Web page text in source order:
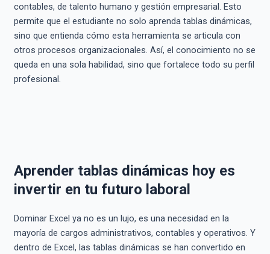
contables, de talento humano y gestión empresarial. Esto
permite que el estudiante no solo aprenda tablas dinámicas,
sino que entienda cómo esta herramienta se articula con
otros procesos organizacionales. Así, el conocimiento no se
queda en una sola habilidad, sino que fortalece todo su perfil
profesional.
Aprender tablas dinámicas hoy es
invertir en tu futuro laboral
Dominar Excel ya no es un lujo, es una necesidad en la
mayoría de cargos administrativos, contables y operativos. Y
dentro de Excel, las tablas dinámicas se han convertido en